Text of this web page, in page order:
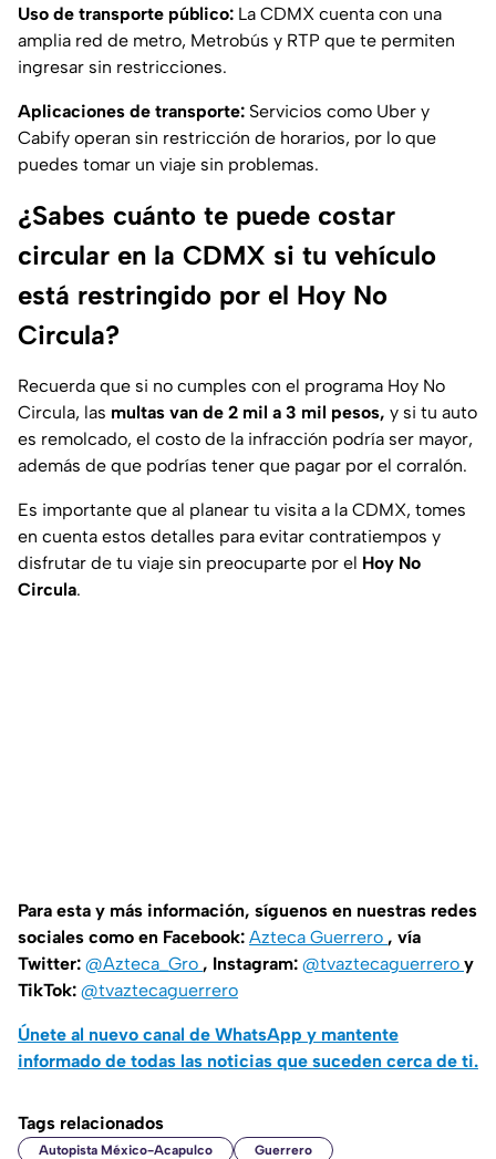
Uso de transporte público: La CDMX cuenta con una
amplia red de metro, Metrobús y RTP que te permiten
ingresar sin restricciones.
Aplicaciones de transporte: Servicios como Uber y
Cabify operan sin restricción de horarios, por lo que
puedes tomar un viaje sin problemas.
¿Sabes cuánto te puede costar
circular en la CDMX si tu vehículo
está restringido por el Hoy No
Circula?
Recuerda que si no cumples con el programa Hoy No
Circula, las multas van de 2 mil a 3 mil pesos, y si tu auto
es remolcado, el costo de la infracción podría ser mayor,
además de que podrías tener que pagar por el corralón.
Es importante que al planear tu visita a la CDMX, tomes
en cuenta estos detalles para evitar contratiempos y
disfrutar de tu viaje sin preocuparte por el Hoy No
Circula.
Para esta y más información, síguenos en nuestras redes
sociales como en Facebook: Azteca Guerrero , vía
Twitter: @Azteca_Gro , Instagram: @tvaztecaguerrero y
TikTok: @tvaztecaguerrero
Únete al nuevo canal de WhatsApp y mantente
informado de todas las noticias que suceden cerca de ti.
Tags relacionados
Autopista México-Acapulco
Guerrero